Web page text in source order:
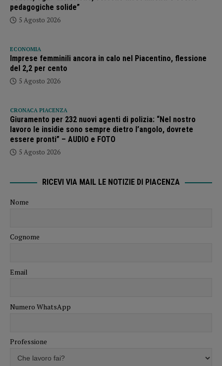
pedagogiche solide”
5 Agosto 2026
ECONOMIA
Imprese femminili ancora in calo nel Piacentino, flessione
del 2,2 per cento
5 Agosto 2026
CRONACA PIACENZA
Giuramento per 232 nuovi agenti di polizia: “Nel nostro
lavoro le insidie sono sempre dietro l’angolo, dovrete
essere pronti” – AUDIO e FOTO
5 Agosto 2026
RICEVI VIA MAIL LE NOTIZIE DI PIACENZA
Nome
Cognome
Email
Numero WhatsApp
Professione